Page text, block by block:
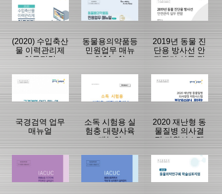
(2020) 수입축산
물 이력관리제
업무편람
분류명 : 단행본
|
2021/02/03
동물용의약품등
민원업무 매뉴
얼(Ver.1)
분류명 : 단행본
|
2021/02/01
2019년 동물 진
단용 방사선 안
전관리 실무 편
분류명 : 단행본
|
2021/01/27
국경검역 업무
매뉴얼
분류명 : 단행본
소독 시험용 실
험충 대량사육
매뉴얼
분류명 : 단행본
2020 재난형 동
물질병 의사결
정 지원시스템
빅데이터 편람
분류명 : 단행본